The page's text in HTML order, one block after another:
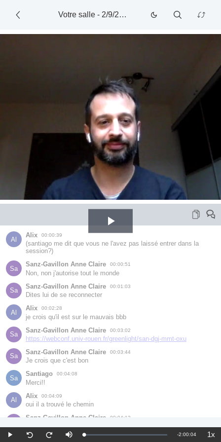
Votre salle- 2/9/2021
Play
Play
Seek
Seek
Mute Loaded:
Remaining
-2:00:04 1x
Al
Alix 00:00:39
(santiago me dit que vous ne l'avez pas laissé entrer dans la
session?)
Sa
Sanz-Gavillon Anne Claire 00:00:51
Non, non j'autorise tout le monde
Sa
Sanz-Gavillon Anne Claire 00:01:03
Dites lui de se reconnecter
Al
Alix 00:02:28
je crois qu'il est sur le mauvais bbb
Sa
Sanz-Gavillon Anne Claire 00:03:02
https://webconf.univ-rouen.fr/greenlight/san-dgj-mmt-oxu
Sa
Sanz-Gavillon Anne Claire 00:03:44
Je crois que c'est bon
Sa
Santiago 00:04:08
Merci!!
Al
Alix 00:04:09
oui il a trouvé le chemin
Sanz-Gavillon Anne Claire 00:04:12
Bienvenue Santiago et désolée pour les difficultés!
Alix 00:04:29